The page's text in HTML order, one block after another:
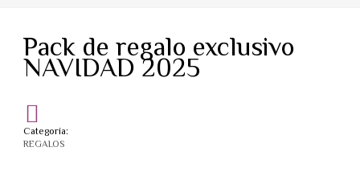
Pack de regalo exclusivo
NAVIDAD 2025
Categoría:
REGALOS